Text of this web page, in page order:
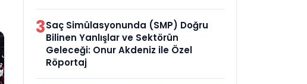
3Saç Simülasyonunda (SMP) Doğru
Bilinen Yanlışlar ve Sektörün
Geleceği: Onur Akdeniz ile Özel
Röportaj